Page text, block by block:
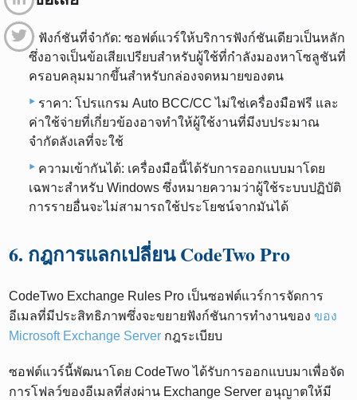
ฟังก์ชันที่จำกัด: ซอฟต์แวร์ให้บริการฟังก์ชันเดียวเป็นหลัก
ซึ่งอาจเป็นข้อเสียเปรียบสำหรับผู้ใช้ที่กำลังมองหาโซลูชันที่
ครอบคลุมมากขึ้นสำหรับกล่องจดหมายของตน
ราคา: โปรแกรม Auto BCC/CC ไม่ใช่เครื่องมือฟรี และ
ค่าใช้จ่ายที่เกี่ยวข้องอาจทำให้ผู้ใช้งานที่มีงบประมาณ
จำกัดลังเลที่จะใช้
ความเข้ากันได้: เครื่องมือนี้ได้รับการออกแบบมาโดย
เฉพาะสำหรับ Windows ซึ่งหมายความว่าผู้ใช้ระบบปฏิบัติ
การรายอื่นจะไม่สามารถใช้ประโยชน์จากมันได้
6. กฎการแลกเปลี่ยน CodeTwo Pro
CodeTwo Exchange Rules Pro เป็นซอฟต์แวร์การจัดการ
อีเมลที่มีประสิทธิภาพซึ่งจะขยายฟังก์ชันการทำงานของของ
Microsoft Exchange Server กฎระเบียบ
ซอฟต์แวร์นี้พัฒนาโดย CodeTwo ได้รับการออกแบบมาเพื่อจัด
การโฟลว์ของอีเมลที่ส่งผ่าน Exchange Server อนุญาตให้มี